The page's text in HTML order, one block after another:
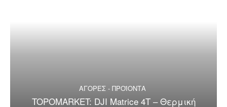
ΑΓΟΡΕΣ - ΠΡΟΪΟΝΤΑ
TOPOMARKET: DJI Matrice 4T – Θερμική